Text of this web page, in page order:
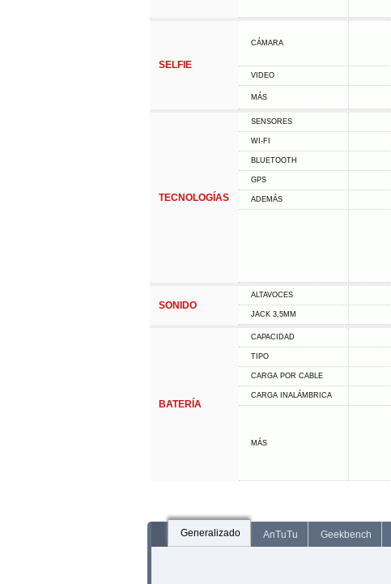
SELFIE
CÁMARA
VIDEO
MÁS
TECNOLOGÍAS
SENSORES
WI-FI
BLUETOOTH
GPS
ADEMÁS
SONIDO
ALTAVOCES
JACK 3,5MM
BATERÍA
CAPACIDAD
TIPO
CARGA POR CABLE
CARGA INALÁMBRICA
MÁS
Generalizado AnTuTu Geekbench